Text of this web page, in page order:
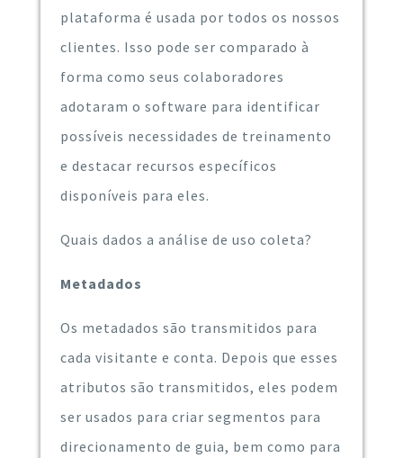
plataforma é usada por todos os nossos
clientes. Isso pode ser comparado à
forma como seus colaboradores
adotaram o software para identificar
possíveis necessidades de treinamento
e destacar recursos específicos
disponíveis para eles.
Quais dados a análise de uso coleta?
Metadados
Os metadados são transmitidos para
cada visitante e conta. Depois que esses
atributos são transmitidos, eles podem
ser usados ​​para criar segmentos para
direcionamento de guia, bem como para